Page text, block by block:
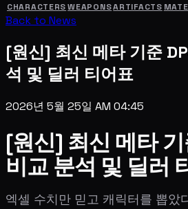
CHARACTERS WEAPONSARTIFACTS
Back to News
[원신] 최신 메타 기준
석 및 딜러 티어표
2026년 5월 25일 AM 04:45
[원신] 최신 메타 기
비교 분석 및 딜러
엑셀 수치만 믿고 캐릭터를 뽑았